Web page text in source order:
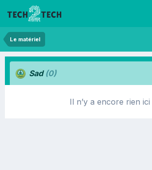
Le matériel
Sad (0)
Il n’y a encore rien ici